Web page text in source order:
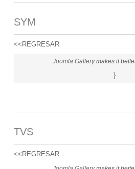
SYM
<<REGRESAR
Joomla Gallerymakes it
}
TVS
<<REGRESAR